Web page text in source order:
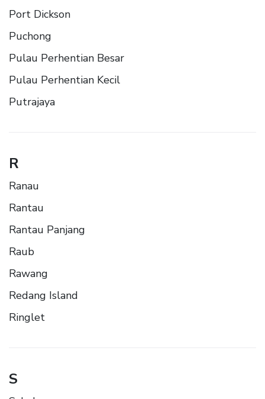
Port Dickson
Puchong
Pulau Perhentian Besar
Pulau Perhentian Kecil
Putrajaya
R
Ranau
Rantau
Rantau Panjang
Raub
Rawang
Redang Island
Ringlet
S